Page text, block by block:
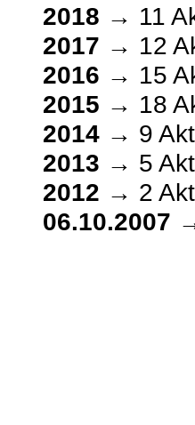
2018 → 11
2017 → 12
2016 → 15
2015 → 18
2014 → 9
2013 → 5
2012 → 2
06.10.2007